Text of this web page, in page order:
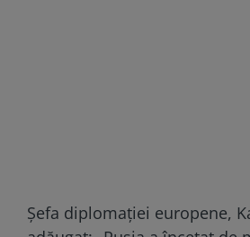
Șefa diplomației europene,